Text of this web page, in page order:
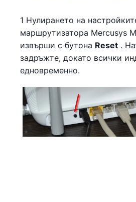
1 Нулирането на
маршрутизатора Mercusys
извърши с бутона Reset .
задръжте, докато всички
едновременно.